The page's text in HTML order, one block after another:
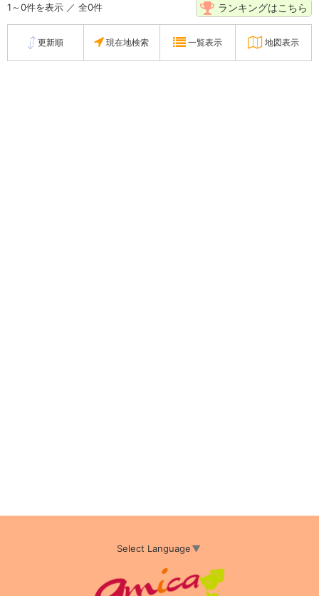
1～0件を表示 ／ 全0件 ランキングはこちら
更新順 現在地検索 一覧表示 地図表示
Select Language▼